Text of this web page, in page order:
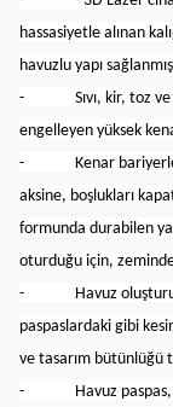
hassasiyetle alınan
havuzlu yapı
- Sıvı, kir, toz ve
engelleyen yüksek
- Kenar bariyerleri
aksine, boşlukları
formunda durabilen
oturduğu için,
- Havuz
paspaslardaki gibi
ve tasarım bütünlüğü
- Havuz paspas,